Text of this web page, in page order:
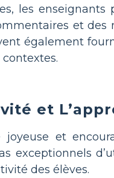
les
et
également
et
joyeuse et
exceptionnels
des élèves.